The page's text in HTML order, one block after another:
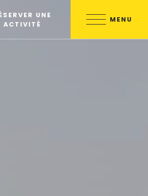
UNE
ACTIVITÉ
MENU